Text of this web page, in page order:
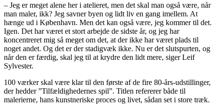
– Jeg er meget alene her i atelieret, men det skal man også være, når
man maler, ikk? Jeg savner byen og lidt liv en gang imellem. At
hænge ud i København. Men det kan også være, jeg kommer til det.
Igen. Det har været et stort arbejde de sidste år, og jeg har
koncentreret mig så meget om det, at der ikke har været plads til
noget andet. Og det er der stadigvæk ikke. Nu er det slutspurten, og
når den er færdig, skal jeg til at krydre den lidt mere, siger Leif
Sylvester.
100 værker skal være klar til den første af de fire 80-års-udstillinger,
der hedder ”Tilfældighedernes spil”. Titlen refererer både til
malerierne, hans kunstneriske proces og livet, sådan set i store træk.